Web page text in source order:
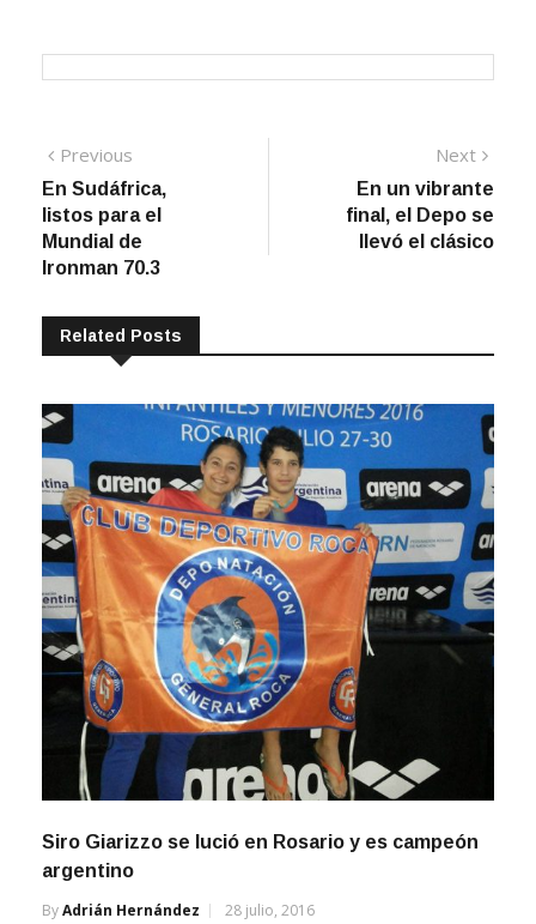
Navegación
de
entradas
Previous
post:
En Sudáfrica,
listos para el
Mundial de
Ironman 70.3
Next
En un vibrante
final, el Depo se
llevó el clásico
Related Posts
Siro Giarizzo se lució en Rosario y es campeón
argentino
ByAdrián Hernández 28 julio, 2016